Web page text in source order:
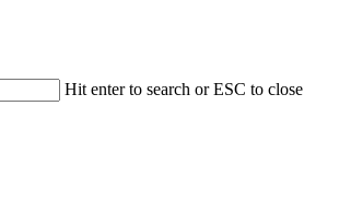
Hit enter to search or ESC to close